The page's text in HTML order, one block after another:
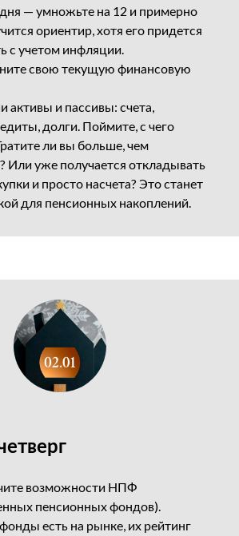
— умножьте на 12 и примерно
ориентир, хотя его придется
с учетом инфляции.
свою текущую финансовую
активы и пассивы: счета,
долги. Поймите, с чего
ли вы больше, чем
Или уже получается откладывать
и просто насчета? Это станет
для пенсионных накоплений.
возможности НПФ
пенсионных фондов).
есть на рынке, их рейтинг